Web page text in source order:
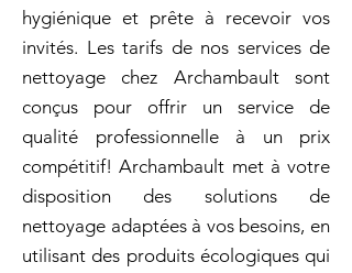
hygiénique et prête à recevoir vos
invités. Les tarifs de nos services de
nettoyage chez Archambault sont
conçus pour offrir un service de
qualité professionnelle à un prix
compétitif! Archambault met à votre
disposition des solutions de
nettoyage adaptées à vos besoins, en
utilisant des produits écologiques qui